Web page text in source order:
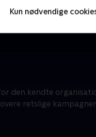
Kun nødvendige
den kendte
retslige